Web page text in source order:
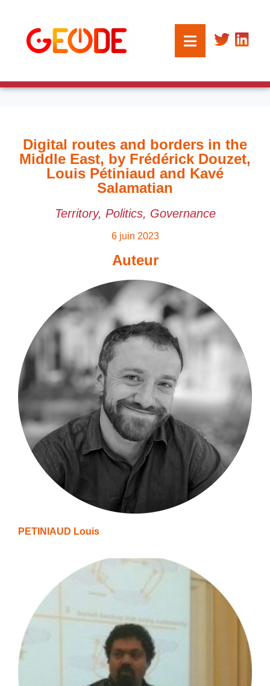
Digital routes and borders in the
Middle East, by Frédérick Douzet,
Louis Pétiniaud and Kavé
Salamatian
Territory, Politics, Governance
6 juin 2023
Auteur
PETINIAUD Louis